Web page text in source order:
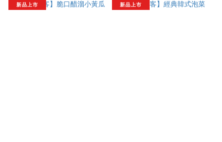
新品上市 新品上市